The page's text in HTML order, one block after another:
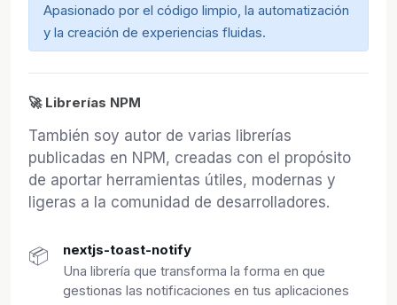
Apasionado por el código limpio, la automatización
y la creación de experiencias fluidas.
🚀 Librerías NPM
También soy autor de varias librerías
publicadas en NPM, creadas con el propósito
de aportar herramientas útiles, modernas y
ligeras a la comunidad de desarrolladores.
📦 nextjs-toast-notify
Una librería que transforma la forma en que
gestionas las notificaciones en tus aplicaciones